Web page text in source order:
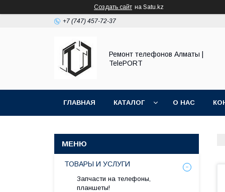
Создать сайт на Satu.kz
+7 (747) 457-72-37
Ремонт телефонов Алматы |
TelePORT
ГЛАВНАЯ КАТАЛОГ О НАС
ТОВАРЫ И УСЛУГИ
Запчасти на телефоны,
планшеты!